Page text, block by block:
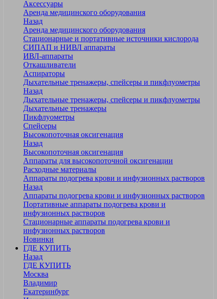
Аксессуары
Аренда медицинского оборудования
Назад
Аренда медицинского оборудования
Стационарные и портативные источники кислорода
СИПАП и НИВЛ аппараты
ИВЛ-аппараты
Откашливатели
Аспираторы
Дыхательные тренажеры, спейсеры и пикфлуометры
Назад
Дыхательные тренажеры, спейсеры и пикфлуометры
Дыхательные тренажеры
Пикфлуометры
Спейсеры
Высокопоточная оксигенация
Назад
Высокопоточная оксигенация
Аппараты для высокопоточной оксигенации
Расходные материалы
Аппараты подогрева крови и инфузионных растворов
Назад
Аппараты подогрева крови и инфузионных растворов
Портативные аппараты подогрева крови и
инфузионных растворов
Стационарные аппараты подогрева крови и
инфузионных растворов
Новинки
ГДЕ КУПИТЬ
Назад
ГДЕ КУПИТЬ
Москва
Владимир
Екатеринбург